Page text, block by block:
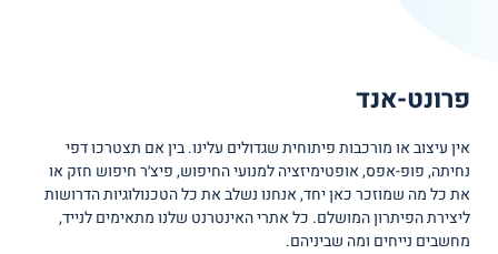
פרונט-אנד
אין עיצוב או מורכבות פיתוחית שגדולים עלינו. בין אם תצטרכו דפי
נחיתה, פופ-אפס, אופטימיזציה למנועי החיפוש, פיצ׳ר חיפוש חזק או
את כל מה שמוזכר כאן יחד, אנחנו נשלב את כל הטכנולוגיות הדרושות
ליצירת הפיתרון המושלם. כל אתרי האינטרנט שלנו מתאימים לנייד,
מחשבים נייחים ומה שביניהם.